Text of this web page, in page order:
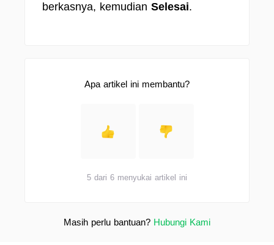
berkasnya, kemudian Selesai.
Apa artikel ini membantu?
5 dari 6 menyukai artikel ini
Masih perlu bantuan? Hubungi Kami